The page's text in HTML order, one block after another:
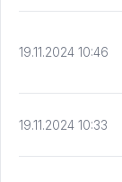
19.11.2024 10:46
19.11.2024 10:33